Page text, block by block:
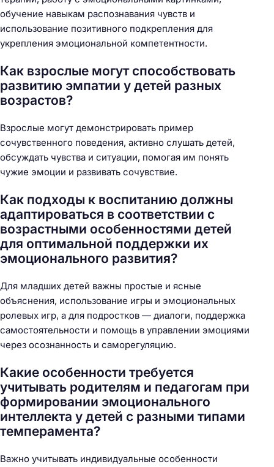
обучение навыкам распознавания чувств и
использование позитивного подкрепления для
укрепления эмоциональной компетентности.
Как взрослые могут способствовать
развитию эмпатии у детей разных
возрастов?
Взрослые могут демонстрировать пример
сочувственного поведения, активно слушать детей,
обсуждать чувства и ситуации, помогая им понять
чужие эмоции и развивать сочувствие.
Как подходы к воспитанию должны
адаптироваться в соответствии с
возрастными особенностями детей
для оптимальной поддержки их
эмоционального развития?
Для младших детей важны простые и ясные
объяснения, использование игры и эмоциональных
ролевых игр, а для подростков — диалоги, поддержка
самостоятельности и помощь в управлении эмоциями
через осознанность и саморегуляцию.
Какие особенности требуется
учитывать родителям и педагогам при
формировании эмоционального
интеллекта у детей с разными типами
темперамента?
Важно учитывать индивидуальные особенности